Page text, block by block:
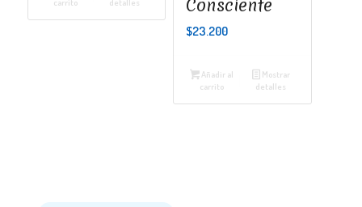
carrito detalles Consciente
$23.200
Añadir al
carrito
Mostrar
detalles